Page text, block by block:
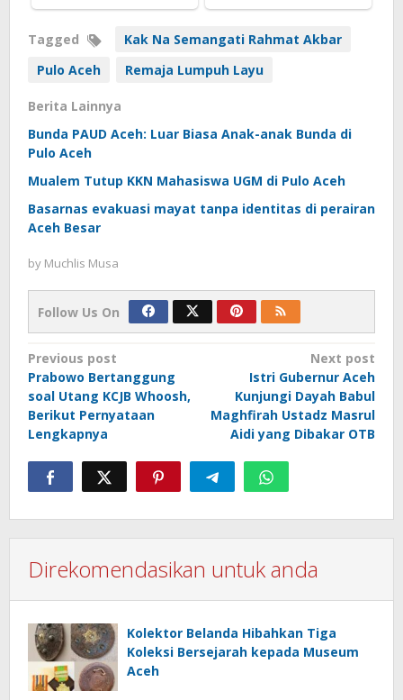
Tagged
Kak Na Semangati Rahmat Akbar
Pulo Aceh
Remaja Lumpuh Layu
Berita Lainnya
Bunda PAUD Aceh: Luar Biasa Anak-anak Bunda di
Pulo Aceh
Mualem Tutup KKN Mahasiswa UGM di Pulo Aceh
Basarnas evakuasi mayat tanpa identitas di perairan
Aceh Besar
by Muchlis Musa
Follow Us On
Post
navigation
Previous post
Prabowo Bertanggung
soal Utang KCJB Whoosh,
Berikut Pernyataan
Lengkapnya
Next post
Istri Gubernur Aceh
Kunjungi Dayah Babul
Maghfirah Ustadz Masrul
Aidi yang Dibakar OTB
Direkomendasikan untuk anda
Kolektor Belanda Hibahkan Tiga
Koleksi Bersejarah kepada Museum
Aceh